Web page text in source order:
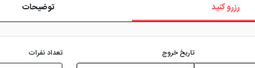
رزرو کنید توضیحات
تاریخ خروج
تعداد نفرات